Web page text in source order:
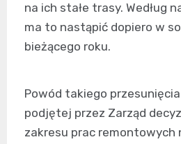
na ich stałe trasy. Według
ma to nastąpić dopiero w
bieżącego roku.
Powód takiego
podjętej przez Zarząd
zakresu prac remontowych